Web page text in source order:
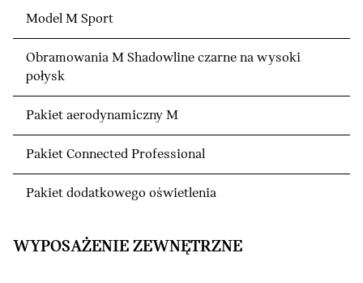
Model M Sport
Obramowania M Shadowline czarne na wysoki
połysk
Pakiet aerodynamiczny M
Pakiet Connected Professional
Pakiet dodatkowego oświetlenia
WYPOSAŻENIE ZEWNĘTRZNE